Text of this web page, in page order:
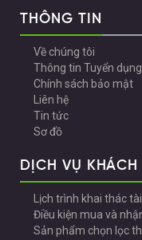
THÔNG TIN
Về chúng tôi
Thông tin Tuyển dụng
Chính sách bảo mật
Liên hệ
Tin tức
Sơ đồ
DỊCH VỤ KHÁCH
Lịch trình khai thác
Điều kiện mua và
Sản phẩm chọn lọc